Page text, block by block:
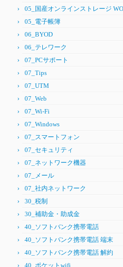
05_国産オンラインストレージ
05_電子帳簿
06_BYOD
06_テレワーク
07_PCサポート
07_Tips
07_UTM
07_Web
07_Wi-Fi
07_Windows
07_スマートフォン
07_セキュリティ
07_ネットワーク機器
07_メール
07_社内ネットワーク
30_税制
30_補助金・助成金
40_ソフトバンク携帯電話
40_ソフトバンク携帯電話 端末
40_ソフトバンク携帯電話 解約
40_ポケットwifi